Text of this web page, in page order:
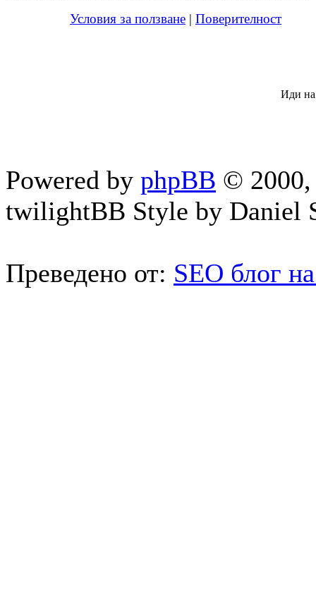
Условия за ползване | Поверителност
Иди
Powered by phpBB © 2000,
twilightBB Style by Daniel
Преведено от: SEO блог